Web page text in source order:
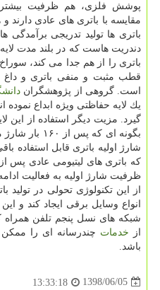
پوشش فلزی، هم ظرفیت
مقایسه با باتری های عادی
باتری ها تولید تدریجی
دندریت هاست كه در بلند مدت
باتری را از هم جدا می كند،
قطب مثبت و منفی باتری و
است. گروهی از پژوهشگران
یك لایه حفاظتی ویژه ابداع
گیرد. مزیت دیگر استفاده از این
شارژ اولیه باتری قابل استفاده
ظرفیت شارژ اولیه به فعالیت
از این تكنولوژی تحولی در تولید
انواع وسایل برقی ایجاد كند و
شبكه های نسل پنجم تلفن
از خدمات چندرسانه ای را
باشد.
1398/06/05
13:33:18